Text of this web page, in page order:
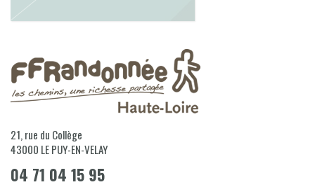
21, rue du Collège
43000 LE PUY-EN-VELAY
04 71 04 15 95